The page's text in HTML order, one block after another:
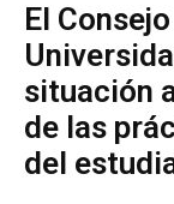
El
situación
de las
del